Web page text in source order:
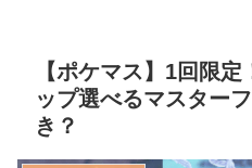
【ポケマス】1回限
ップ選べるマスター
き？